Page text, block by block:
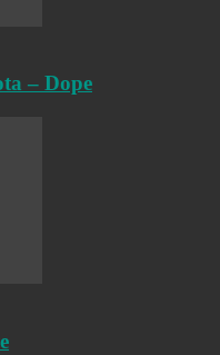
– Dope